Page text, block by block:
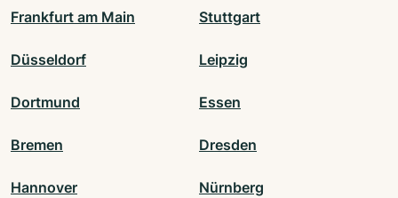
Frankfurt am Main Stuttgart
Düsseldorf Leipzig
Dortmund Essen
Bremen Dresden
Hannover Nürnberg